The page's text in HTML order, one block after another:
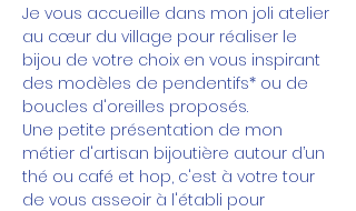
Je vous accueille dans mon joli atelier
au cœur du village pour réaliser le
bijou de votre choix en vous inspirant
des modèles de pendentifs* ou de
boucles d'oreilles proposés.
Une petite présentation de mon
métier d'artisan bijoutière autour d’un
thé ou café et hop, c'est à votre tour
de vous asseoir à l'établi pour